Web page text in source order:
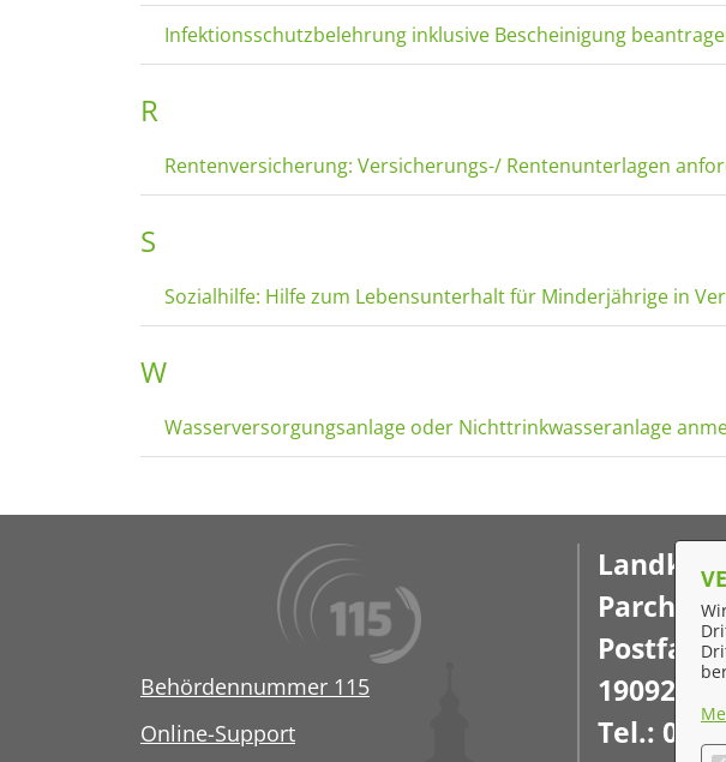
Infektionsschutzbelehrung inklusive Bescheinigung
R
Rentenversicherung: Versicherungs-/ Rentenunterlagen
S
Sozialhilfe: Hilfe zum Lebensunterhalt für Minderjährige in
W
Wasserversorgungsanlage oder Nichttrinkwasseranlage
Behördennummer 115
Online-Support
Parchim
Postfach
19092
Tel.: